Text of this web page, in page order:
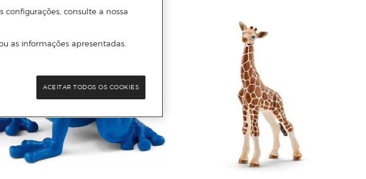
configurações, consulte a nossa
as informações apresentadas.
ACEITAR TODOS OS COOKIES